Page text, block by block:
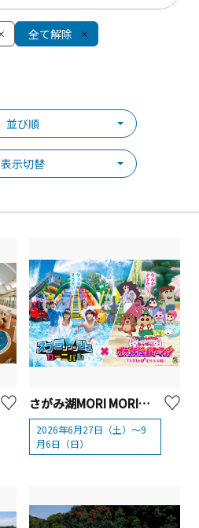
全て解除
並び順
表示切替
さがみ湖MORI MORI「スプラッッッシュカーニバル」2026
2026年6月27日（土）～9
月6日（日）